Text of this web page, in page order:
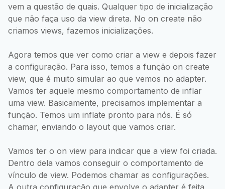
vem a questão de quais. Qualquer tipo de inicialização
que não faça uso da view direta. No on create não
criamos views, fazemos inicializações.
Agora temos que ver como criar a view e depois fazer
a configuração. Para isso, temos a função on create
view, que é muito simular ao que vemos no adapter.
Vamos ter aquele mesmo comportamento de inflar
uma view. Basicamente, precisamos implementar a
função. Temos um inflate pronto para nós. É só
chamar, enviando o layout que vamos criar.
Vamos ter o on view para indicar que a view foi criada.
Dentro dela vamos conseguir o comportamento de
vínculo de view. Podemos chamar as configurações.
A outra configuração que envolve o adapter é feita